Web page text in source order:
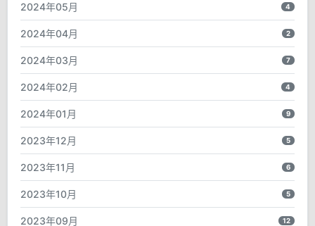
2024年05月 4
2024年04月 2
2024年03月 7
2024年02月 4
2024年01月 9
2023年12月 5
2023年11月 6
2023年10月 5
2023年09月 12